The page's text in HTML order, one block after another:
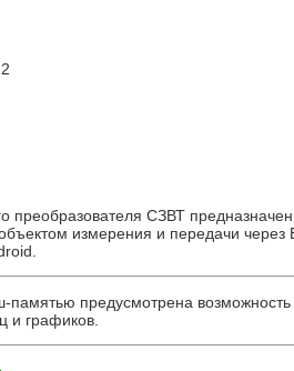
преобразователя СЗВТ
измерения и передачи
предусмотрена
и графиков.